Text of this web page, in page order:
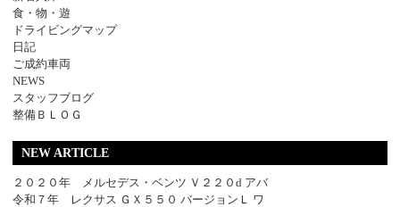
食・物・遊
ドライビングマップ
日記
ご成約車両
NEWS
スタッフブログ
整備ＢＬＯＧ
NEW ARTICLE
２０２０年 メルセデス・ベンツ Ｖ２２０d アバ
令和７年 レクサス ＧＸ５５０ バージョンＬ ワ